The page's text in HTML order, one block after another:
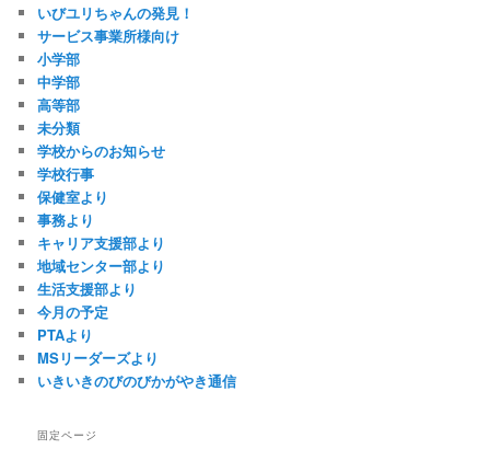
いびユリちゃんの発見！
サービス事業所様向け
小学部
中学部
高等部
未分類
学校からのお知らせ
学校行事
保健室より
事務より
キャリア支援部より
地域センター部より
生活支援部より
今月の予定
PTAより
MSリーダーズより
いきいきのびのびかがやき通信
固定ページ